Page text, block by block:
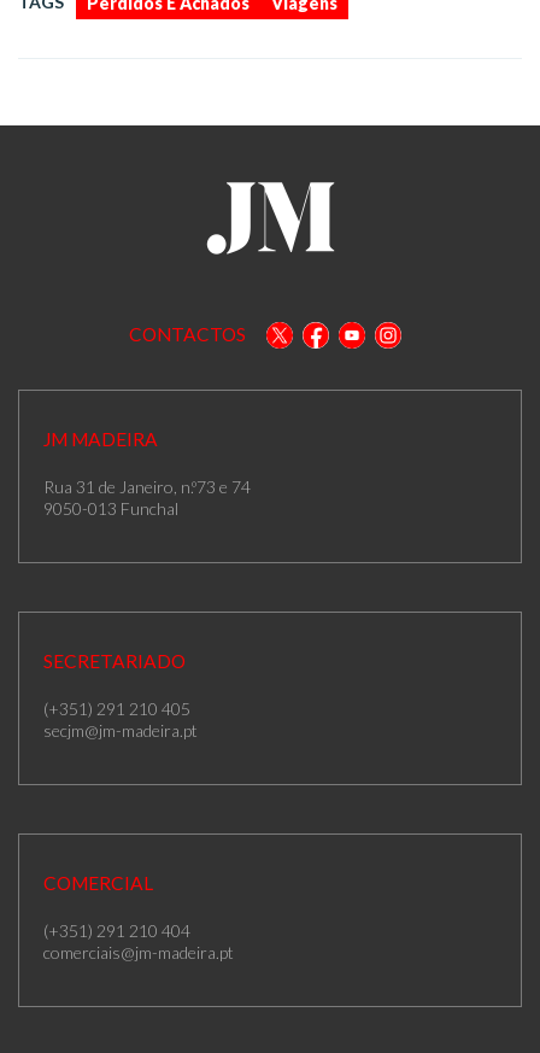
CONTACTOS
JM MADEIRA
Rua 31 de Janeiro, n.º73 e 74
9050-013 Funchal
SECRETARIADO
(+351) 291 210 405
secjm@jm-madeira.pt
COMERCIAL
(+351) 291 210 404
comerciais@jm-madeira.pt